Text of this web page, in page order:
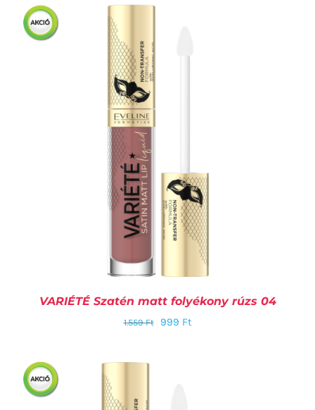
KOSÁRBA TESZEM
VARIÉTÉ Szatén matt folyékony rúzs 04
1.559Ft 999 Ft